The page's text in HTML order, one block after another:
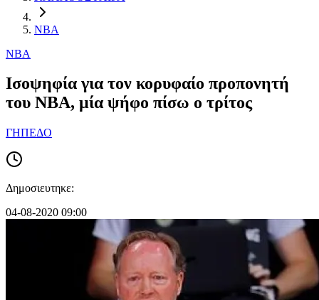
NBA
NBA
Ισοψηφία για τον κορυφαίο προπονητή
του ΝΒΑ, μία ψήφο πίσω ο τρίτος
ΓΗΠΕΔΟ
Δημοσιευτηκε:
04-08-2020 09:00